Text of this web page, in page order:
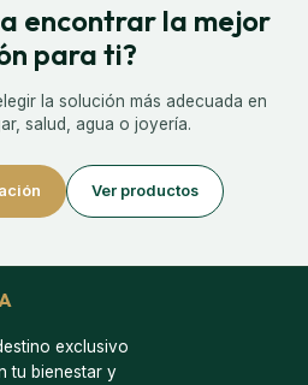
encontrar la mejor
para ti?
la solución más adecuada en
salud, agua o joyería.
Ver productos
exclusivo
tu bienestar y